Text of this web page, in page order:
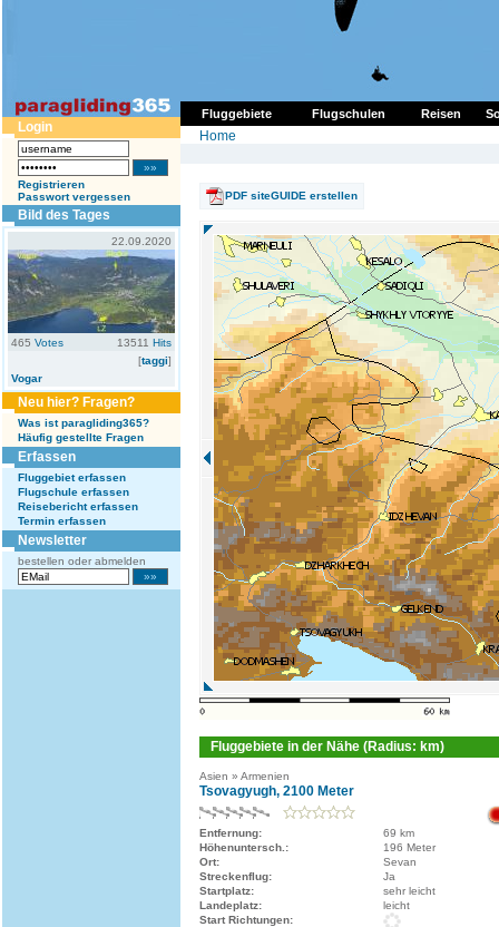
Fluggebiete Flugschulen Reisen
Login
Registrieren
Passwort vergessen
Bild des Tages
22.09.2020
465 Votes 13511 Hits
[taggi]
Vogar
Neu hier? Fragen?
Was ist paragliding365?
Häufig gestellte Fragen
Erfassen
Fluggebiet erfassen
Flugschule erfassen
Reisebericht erfassen
Termin erfassen
Newsletter
bestellen oder abmelden
Home
PDF siteGUIDE erstellen
Fluggebiete in der Nähe (Radius: km)
Asien » Armenien
Tsovagyugh, 2100 Meter
Entfernung:
69 km
Höhenuntersch.:
196 Meter
Ort:
Sevan
Streckenflug:
Ja
Startplatz:
sehr leicht
Landeplatz:
leicht
Start Richtungen: